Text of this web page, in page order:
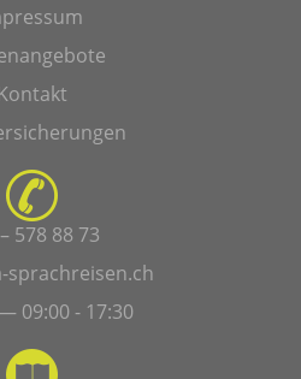
578 88 73
sprachreisen.ch
09:00 - 17:30